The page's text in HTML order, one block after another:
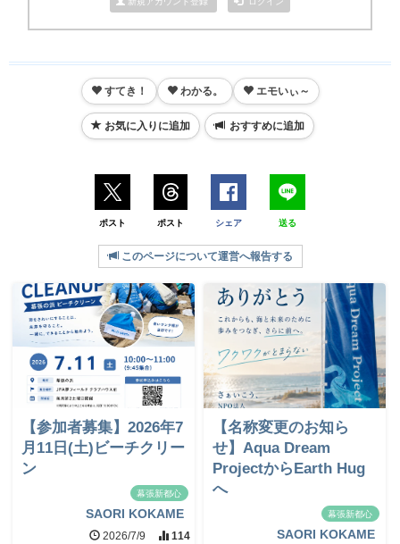
すてき！ わかる。 エモいぃ～
お気に入りに追加 おすすめに追加
ポスト ポスト シェア 送る
このページについて運営へ報告する
【参加者募集】2026年7
月11日(土)ビーチクリー
ン
幕張新都心
SAORI KOKAME
2026/7/9 114
【名称変更のお知ら
せ】Aqua Dream
ProjectからEarth Hug
へ
幕張新都心
SAORI KOKAME